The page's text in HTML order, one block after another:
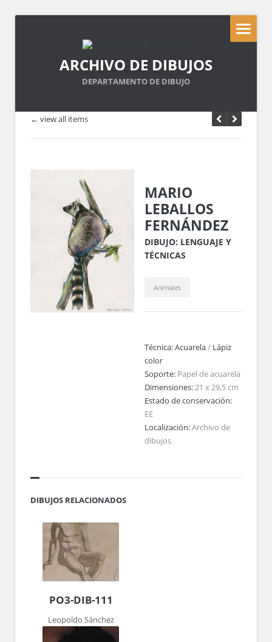
ARCHIVO DE DIBUJOS
DEPARTAMENTO DE DIBUJO
← view all items
MARIO
LEBALLOS
FERNÁNDEZ
DIBUJO: LENGUAJE Y
TÉCNICAS
Animales
Técnica:Acuarela/ Lápiz
color
Soporte: Papel de acuarela
Dimensiones:21 x 29,5 cm
Estado de conservación:
EE
Localización:Archivo de
dibujos
DIBUJOS RELACIONADOS
PO3-DIB-111
Leopoldo Sánchez